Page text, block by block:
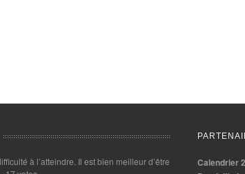
à l’atteindre. Il est bien meilleur d’être
Calendrier